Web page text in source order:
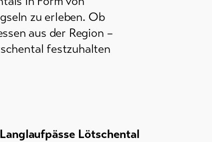
zu erleben. Ob
aus der Region –
festzuhalten
Langlaufpässe Lötschental